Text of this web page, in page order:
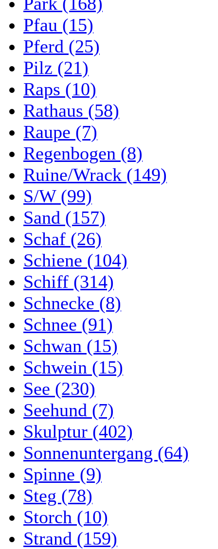
Pfau (15)
Pferd (25)
Pilz (21)
Raps (10)
Rathaus (58)
Raupe (7)
Regenbogen (8)
Ruine/Wrack (149)
S/W (99)
Sand (157)
Schaf (26)
Schiene (104)
Schiff (314)
Schnecke (8)
Schnee (91)
Schwan (15)
Schwein (15)
See (230)
Seehund (7)
Skulptur (402)
Sonnenuntergang (64)
Spinne (9)
Steg (78)
Storch (10)
Strand (159)